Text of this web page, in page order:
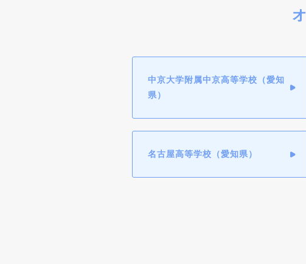
中京大学附属中京高等学校（愛知
県）
名古屋高等学校（愛知県）